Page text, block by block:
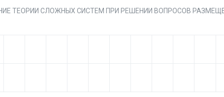
ТЕОРИИ СЛОЖНЫХ СИСТЕМ ПРИ РЕШЕНИИ ВОПРОСОВ